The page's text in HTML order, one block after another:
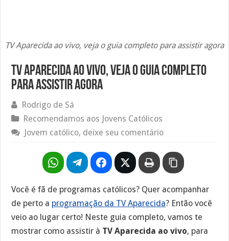
TV Aparecida ao vivo, veja o guia completo para assistir agora
TV Aparecida ao vivo, veja o guia completo
para assistir agora
Rodrigo de Sá
Recomendamos aos Jovens Católicos
Jovem católico, deixe seu comentário
Você é fã de programas católicos? Quer acompanhar
de perto a programação da TV Aparecida? Então você
veio ao lugar certo! Neste guia completo, vamos te
mostrar como assistir à TV Aparecida ao vivo, para